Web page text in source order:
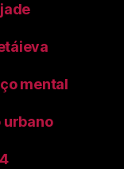
mental
urbano